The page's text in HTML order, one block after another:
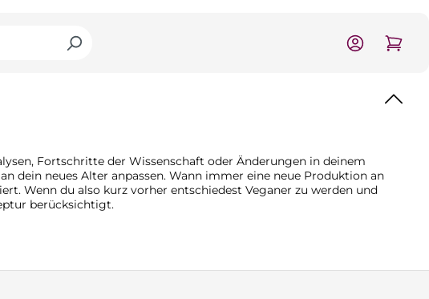
Fortschritte der Wissenschaft oder Änderungen in deinem
dein neues Alter anpassen. Wann immer eine neue Produktion an
Wenn du also kurz vorher entschiedest Veganer zu werden und
berücksichtigt.